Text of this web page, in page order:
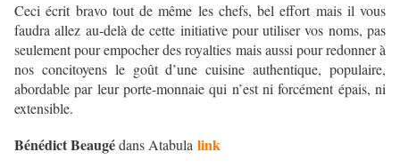
Ceci écrit bravo tout de même les chefs, bel effort mais il vous
faudra allez au-delà de cette initiative pour utiliser vos noms, pas
seulement pour empocher des royalties mais aussi pour redonner à
nos concitoyens le goût d’une cuisine authentique, populaire,
abordable par leur porte-monnaie qui n’est ni forcément épais, ni
extensible.
Bénédict Beaugédans Atabula link